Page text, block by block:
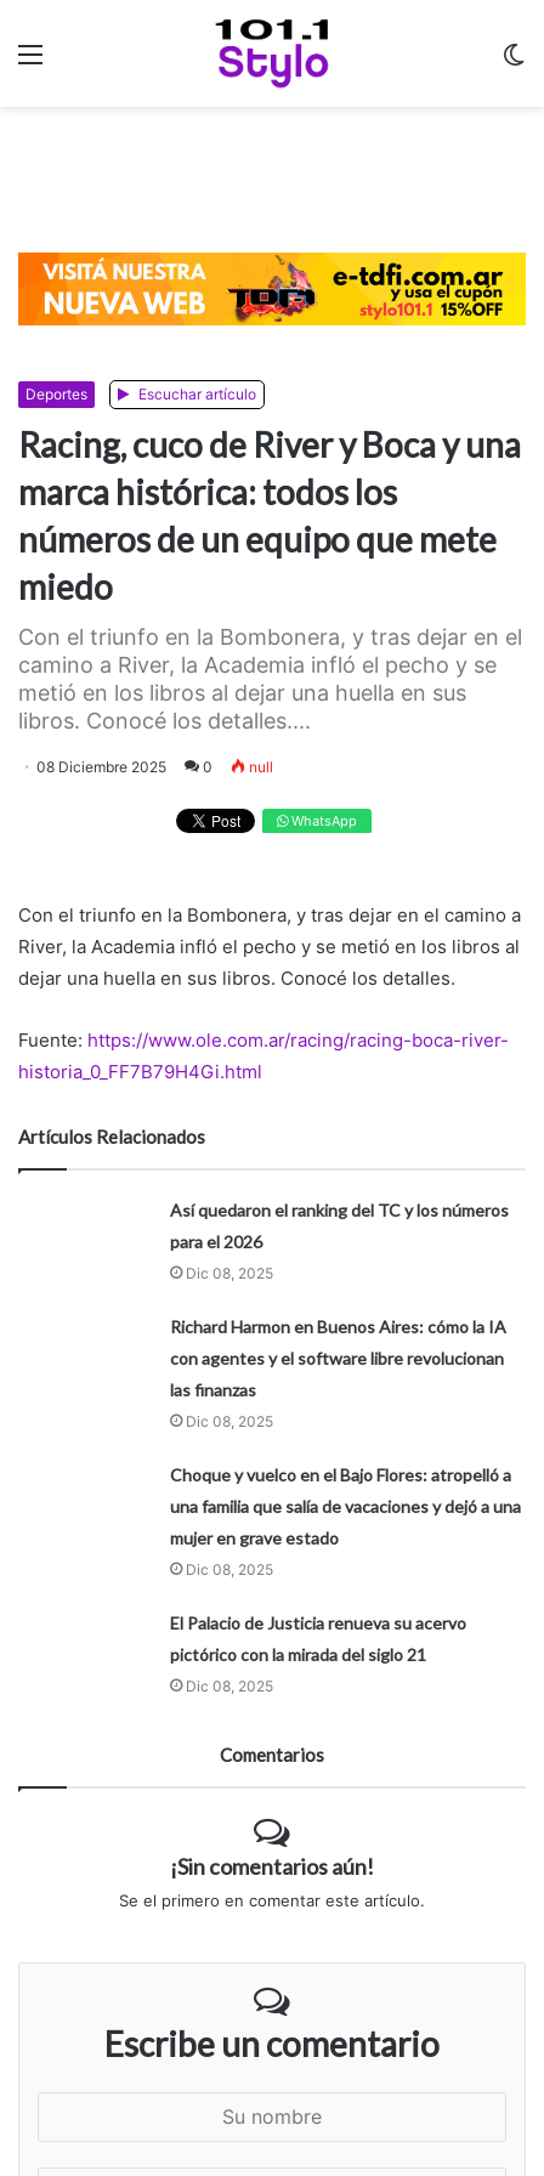
Deportes Escuchar artículo
Racing, cuco de River y Boca y una
marca histórica: todos los
números de un equipo que mete
miedo
Con el triunfo en la Bombonera, y tras dejar en el
camino a River, la Academia infló el pecho y se
metió en los libros al dejar una huella en sus
libros. Conocé los detalles....
08 Diciembre 2025 0 null
WhatsApp
Con el triunfo en la Bombonera, y tras dejar en el camino a
River, la Academia infló el pecho y se metió en los libros al
dejar una huella en sus libros. Conocé los detalles.
Fuente: https://www.ole.com.ar/racing/racing-boca-river-
historia_0_FF7B79H4Gi.html
Artículos Relacionados
Así quedaron el ranking del TC y los números
para el 2026
Dic 08, 2025
Richard Harmon en Buenos Aires: cómo la IA
con agentes y el software libre revolucionan
las finanzas
Dic 08, 2025
Choque y vuelco en el Bajo Flores: atropelló a
una familia que salía de vacaciones y dejó a una
mujer en grave estado
Dic 08, 2025
El Palacio de Justicia renueva su acervo
pictórico con la mirada del siglo 21
Dic 08, 2025
Comentarios
¡Sin comentarios aún!
Se el primero en comentar este artículo.
Escribe un comentario